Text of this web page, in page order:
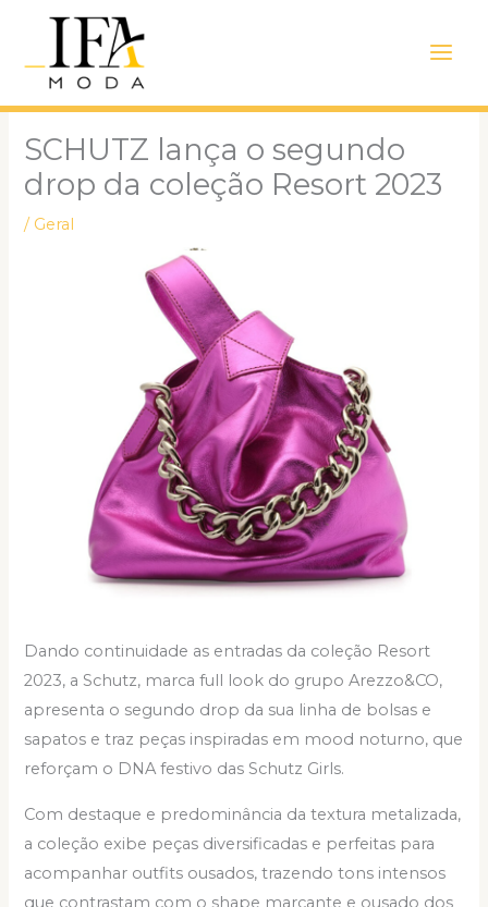
conteúdo
Menu
SCHUTZ lança o segundo
drop da coleção Resort 2023
/ Geral
Dando continuidade as entradas da coleção Resort
2023, a Schutz, marca full look do grupo Arezzo&CO,
apresenta o segundo drop da sua linha de bolsas e
sapatos e traz peças inspiradas em mood noturno, que
reforçam o DNA festivo das Schutz Girls.
Com destaque e predominância da textura metalizada,
a coleção exibe peças diversificadas e perfeitas para
acompanhar outfits ousados, trazendo tons intensos
que contrastam com o shape marcante e ousado dos